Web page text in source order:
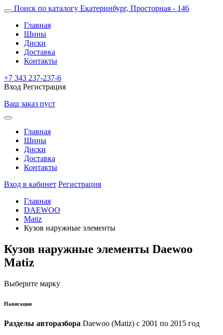
Поиск по каталогу Екатеринбург, Просторная - 146
Главная
Шины
Диски
Доставка
Контакты
+7 343 237-237-6
Вход Регистрация
Ваш заказ пуст
Главная
Шины
Диски
Доставка
Контакты
Вход в кабинет Регистрация
Главная
DAEWOO
Matiz
Кузов наружные элементы
Кузов наружные элементы Daewoo
Matiz
Выберите марку
Навигация
Разделы авторазбора Daewoo (Matiz) с 2001 по 2015 год